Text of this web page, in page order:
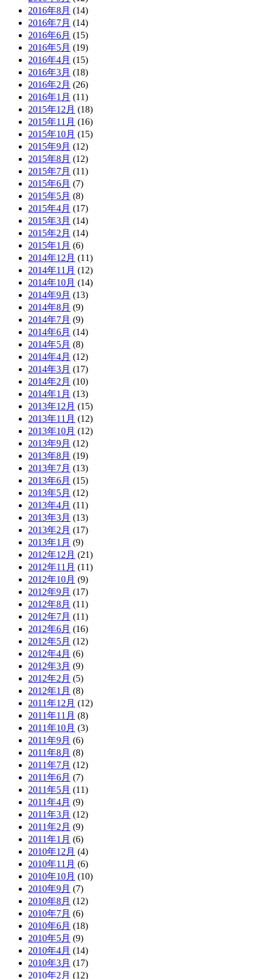
2016年8月 (14)
2016年7月 (14)
2016年6月 (15)
2016年5月 (19)
2016年4月 (15)
2016年3月 (18)
2016年2月 (26)
2016年1月 (11)
2015年12月 (18)
2015年11月 (16)
2015年10月 (15)
2015年9月 (12)
2015年8月 (12)
2015年7月 (11)
2015年6月 (7)
2015年5月 (8)
2015年4月 (17)
2015年3月 (14)
2015年2月 (14)
2015年1月 (6)
2014年12月 (11)
2014年11月 (12)
2014年10月 (14)
2014年9月 (13)
2014年8月 (9)
2014年7月 (9)
2014年6月 (14)
2014年5月 (8)
2014年4月 (12)
2014年3月 (17)
2014年2月 (10)
2014年1月 (13)
2013年12月 (15)
2013年11月 (12)
2013年10月 (12)
2013年9月 (12)
2013年8月 (19)
2013年7月 (13)
2013年6月 (15)
2013年5月 (12)
2013年4月 (11)
2013年3月 (13)
2013年2月 (17)
2013年1月 (9)
2012年12月 (21)
2012年11月 (11)
2012年10月 (9)
2012年9月 (17)
2012年8月 (11)
2012年7月 (11)
2012年6月 (16)
2012年5月 (12)
2012年4月 (6)
2012年3月 (9)
2012年2月 (5)
2012年1月 (8)
2011年12月 (12)
2011年11月 (8)
2011年10月 (3)
2011年9月 (6)
2011年8月 (8)
2011年7月 (12)
2011年6月 (7)
2011年5月 (11)
2011年4月 (9)
2011年3月 (12)
2011年2月 (9)
2011年1月 (6)
2010年12月 (4)
2010年11月 (6)
2010年10月 (10)
2010年9月 (7)
2010年8月 (12)
2010年7月 (6)
2010年6月 (18)
2010年5月 (9)
2010年4月 (14)
2010年3月 (17)
2010年2月 (12)